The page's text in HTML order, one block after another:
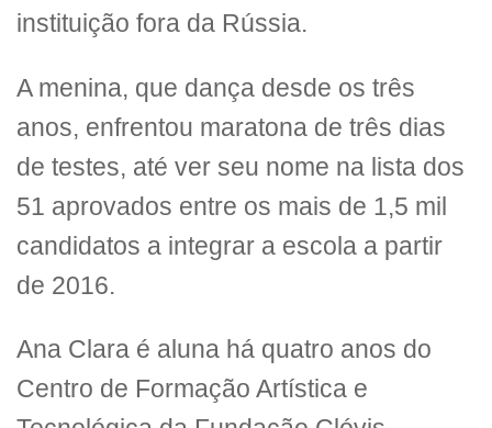
instituição fora da Rússia.
A menina, que dança desde os três
anos, enfrentou maratona de três dias
de testes, até ver seu nome na lista dos
51 aprovados entre os mais de 1,5 mil
candidatos a integrar a escola a partir
de 2016.
Ana Clara é aluna há quatro anos do
Centro de Formação Artística e